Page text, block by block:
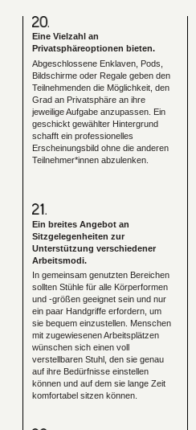
Eine Vielzahl an
Privatsphäreoptionen bieten.
Abgeschlossene Enklaven, Pods,
Bildschirme oder Regale geben den
Teilnehmenden die Möglichkeit, den
Grad an Privatsphäre an ihre
jeweilige Aufgabe anzupassen. Ein
geschickt gewählter Hintergrund
schafft ein professionelles
Erscheinungsbild ohne die anderen
Teilnehmer*innen abzulenken.
Ein breites Angebot an
Sitzgelegenheiten zur
Unterstützung verschiedener
Arbeitsmodi.
In gemeinsam genutzten Bereichen
sollten Stühle für alle Körperformen
und -größen geeignet sein und nur
ein paar Handgriffe erfordern, um
sie bequem einzustellen. Menschen
mit zugewiesenen Arbeitsplätzen
wünschen sich einen voll
verstellbaren Stuhl, den sie genau
auf ihre Bedürfnisse einstellen
können und auf dem sie lange Zeit
komfortabel sitzen können.